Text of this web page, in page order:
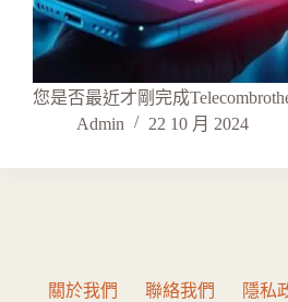
您是否最近才剛完成
Admin
22 10 月 2024
關於我們 聯絡我們 隱私